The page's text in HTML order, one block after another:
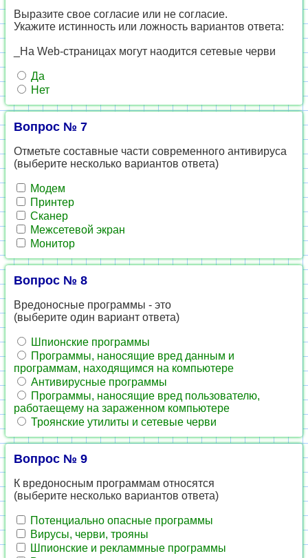
Выразите свое согласие или не согласие.
Укажите истинность или ложность вариантов ответа:
_На Web-страницах могут наодится сетевые черви
Да
Нет
Вопрос № 7
Отметьте составные части современного антивируса
(выберите несколько вариантов ответа)
Модем
Принтер
Сканер
Межсетевой экран
Монитор
Вопрос № 8
Вредоносные программы - это
(выберите один вариант ответа)
Шпионские программы
Программы, наносящие вред данным и
программам, находящимся на компьютере
Антивирусные программы
Программы, наносящие вред пользователю,
работаещему на зараженном компьютере
Троянские утилиты и сетевые черви
Вопрос № 9
К вредоносным программам относятся
(выберите несколько вариантов ответа)
Потенциально опасные программы
Вирусы, черви, трояны
Шпионские и рекламмные программы